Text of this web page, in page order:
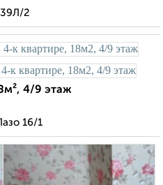
2
4/9 этаж
16/1